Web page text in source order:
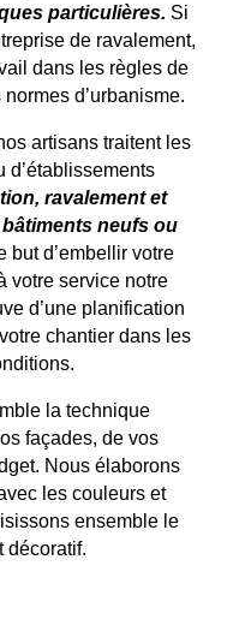
particulières. Si
de ravalement,
dans les règles de
normes d’urbanisme.
artisans traitent les
d’établissements
ravalement et
neufs ou
but d’embellir votre
votre service notre
d’une planification
chantier dans les
la technique
façades, de vos
Nous élaborons
les couleurs et
ensemble le
décoratif.